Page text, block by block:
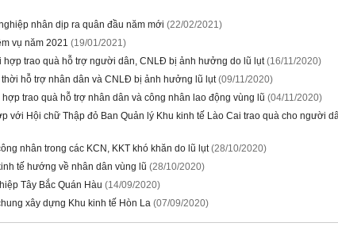
nhân dịp ra quân đầu năm mới (22/02/2021)
vụ năm 2021 (19/01/2021)
hợp trao quà hỗ trợ người dân, CNLĐ bị ảnh hưởng do lũ lụt(16/11/2020)
hỗ trợ nhân dân và CNLĐ bị ảnh hưởng lũ lụt(09/11/2020)
trao quà hỗ trợ nhân dân và công nhân lao động vùng lũ (04/11/2020)
với Hội chữ Thập đỏ Ban Quản lý Khu kinh tế Lào Cai trao quà cho người
nhân trong các KCN, KKT khó khăn do lũ lụt(28/10/2020)
tế hướng về nhân dân vùng lũ (28/10/2020)
Tây Bắc Quán Hàu (14/09/2020)
xây dựng Khu kinh tế Hòn La (07/09/2020)